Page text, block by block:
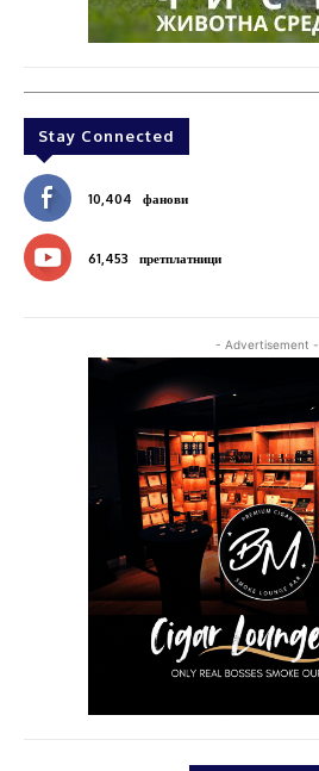
Stay Connected
10,404 фанови
61,453 претплатници
- Advertisement -